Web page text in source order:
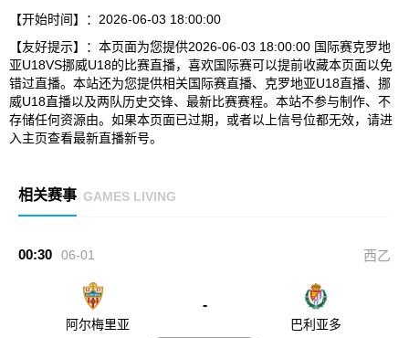
【开始时间】：2026-06-03 18:00:00
【友好提示】：本页面为您提供2026-06-03 18:00:00 国际赛克罗地
亚U18VS挪威U18的比赛直播，喜欢国际赛可以提前收藏本页面以免
错过直播。本站还为您提供相关国际赛直播、克罗地亚U18直播、挪
威U18直播以及两队历史交锋、最新比赛赛程。本站不参与制作、不
存储任何资源由。如果本页面已过期，或者以上信号位都无效，请进
入主页查看最新直播新号。
相关赛事 GAMES LIVING
00:30 06-01 西乙
阿尔梅里亚
-
巴利亚多